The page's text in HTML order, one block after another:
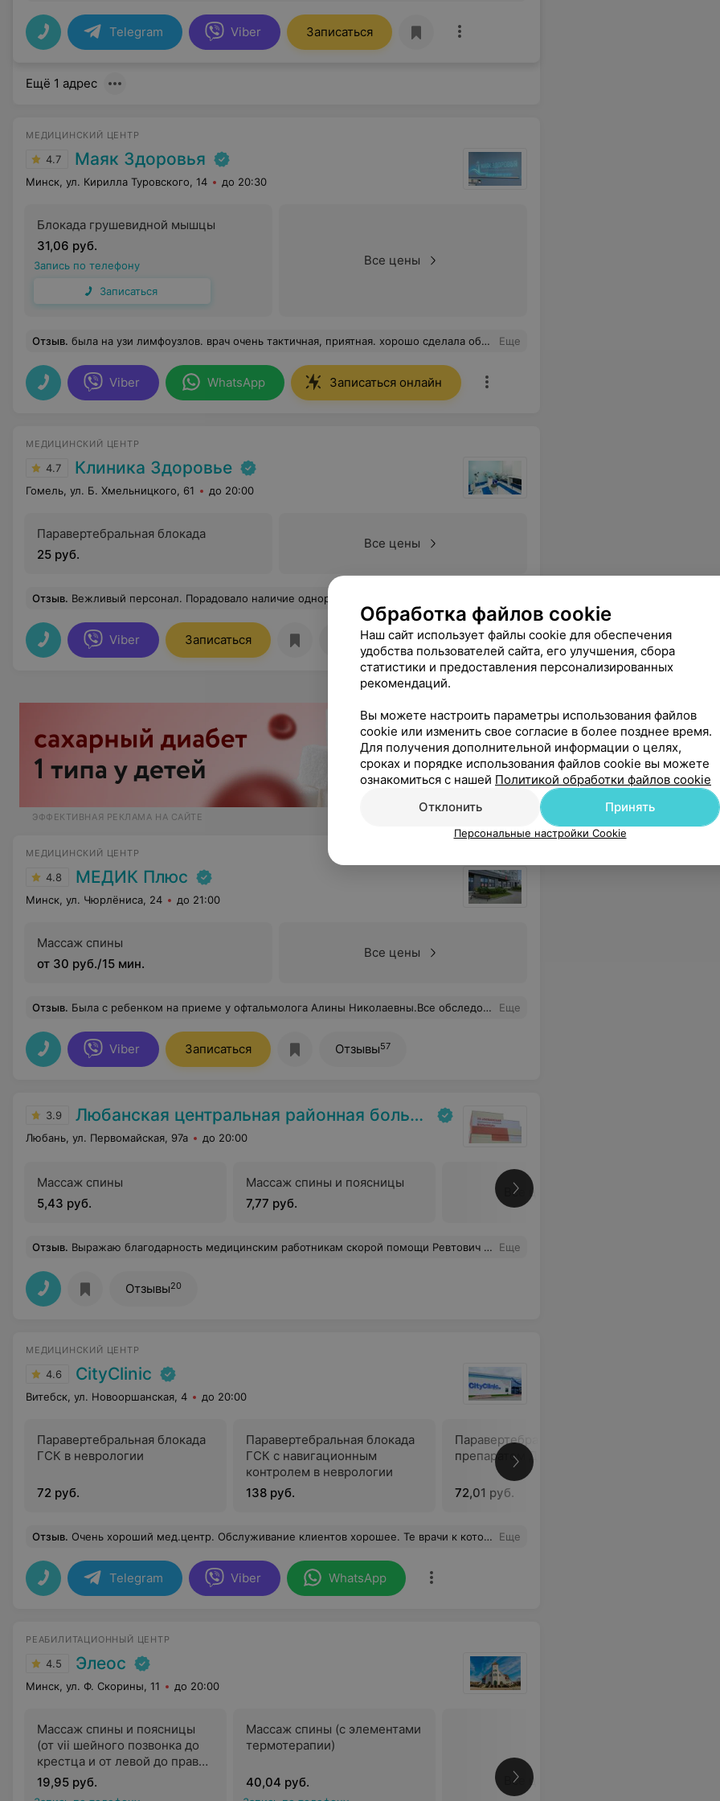
Telegram Viber Записаться
Ещё 1 адрес
МЕДИЦИНСКИЙ ЦЕНТР
4.7 Маяк Здоровья
Минск, ул. Кирилла Туровского, 14 до 20:30
Блокада грушевидной мышцы
31,06 руб.
Запись по телефону
Записаться
Все цены
Отзыв. была на узи лимфоузлов. врач очень тактичная, приятная. хорошо сделала обследование, порекомендовала к какому врачу обратиться дальше, когда было больно, учитывала это и надавливала меньше Еще
Viber WhatsApp Записаться онлайн
МЕДИЦИНСКИЙ ЦЕНТР
4.7 Клиника Здоровье
Гомель, ул. Б. Хмельницкого, 61 до 20:00
Паравертебральная блокада
25 руб.
Все цены
Отзыв. Вежливый персонал. Порадовало наличие одноразовый пелёнки и салфеток. Обслуживание на высшем уровне!
Viber Записаться Отзывы74
ЭФФЕКТИВНАЯ РЕКЛАМА НА САЙТЕ
МЕДИЦИНСКИЙ ЦЕНТР
4.8 МЕДИК Плюс
Минск, ул. Чюрлёниса, 24 до 21:00
Массаж спины
от 30 руб./15 мин.
Все цены
Отзыв. Была с ребенком на приеме у офтальмолога Алины Николаевны.Все обследования были на высшем уровне.Подробная и очень полезная консультация.Еще хочется отметить работу администраторов,очень вежливый и грамотный персонал.В этот центр хочется вернутся. Еще
Viber Записаться Отзывы57
3.9 Любанская центральная районная больница
Любань, ул. Первомайская, 97а до 20:00
Массаж спины
5,43 руб.
Массаж спины и поясницы
7,77 руб.
Все цены
Отзыв. Выражаю благодарность медицинским работникам скорой помощи Ревтович Жанне Эдуардовне и Лекунович Екатерине Алексеевне выезжавшим на вызов ночью 29.07.2020г. по адресу г. Любань, пер. Садовый,1А. У дочери воспалилась грыжа в позвоночнике. Приехали очень быстро, сделали укол, кардиограмму сердца, измеряли давление и присутствовали пока не стало легче.Спасибо за чуткое отношение к больному. Еще
Отзывы20
МЕДИЦИНСКИЙ ЦЕНТР
4.6 CityClinic
Витебск, ул. Новооршанская, 4 до 20:00
Паравертебральная блокада
ГСК в неврологии
72 руб.
Паравертебральная блокада
ГСК с навигационным
контролем в неврологии
138 руб.
Паравертебральная блокада
препаратом Дипразон
72,01 руб.
Отзыв. Очень хороший мед.центр. Обслуживание клиентов хорошее. Те врачи к которым пришлось обращаться, оставили только хорошее впечатление-хорошо обследовали, все объясняли что и как, и только нужные назначения ничего лишнего. Отдельное спасибо доктору Ляшкевич З.И. очень хороший доктор. Еще
Telegram Viber WhatsApp
РЕАБИЛИТАЦИОННЫЙ ЦЕНТР
4.5 Элеос
Минск, ул. Ф. Скорины, 11 до 20:00
Массаж спины и поясницы
(от vii шейного позвонка до
крестца и от левой до правой
средней аксиллярной линии)
19,95 руб.
Массаж спины (с элементами
термотерапии)
40,04 руб. Все цены
Обработка файлов cookie
Наш сайт использует файлы cookie для обеспечения
удобства пользователей сайта, его улучшения, сбора
статистики и предоставления персонализированных
рекомендаций.
Вы можете настроить параметры использования файлов
cookie или изменить свое согласие в более позднее время.
Для получения дополнительной информации о целях,
сроках и порядке использования файлов cookie вы можете
ознакомиться с нашей Политикой обработки файлов cookie
Отклонить
Принять
Персональные настройки Cookie